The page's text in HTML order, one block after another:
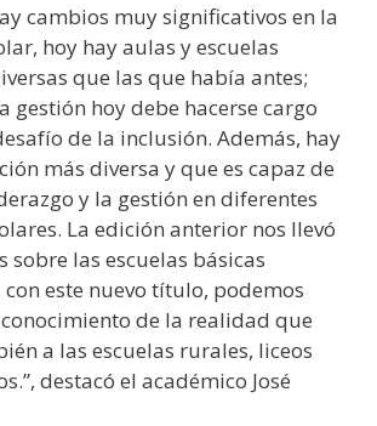
cambios muy significativos en la
hoy hay aulas y escuelas
que las que había antes;
gestión hoy debe hacerse cargo
de la inclusión. Además, hay
más diversa y que es capaz de
y la gestión en diferentes
La edición anterior nos llevó
sobre las escuelas básicas
este nuevo título, podemos
de la realidad que
a las escuelas rurales, liceos
destacó el académico José